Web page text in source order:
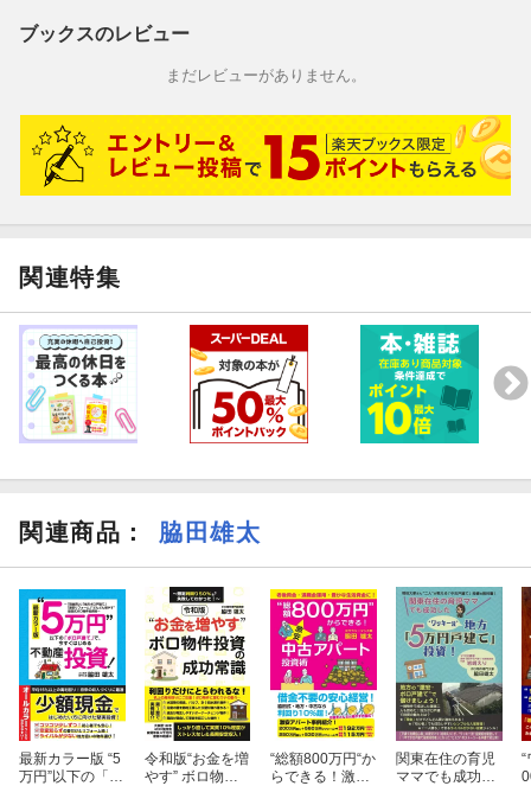
ブックスのレビュー
まだレビューがありません。
関連特集
関連商品 ： 脇田雄太
最新カラー版 “5
万円”以下の「ボ
令和版“お金を増
やす” ボロ物件
“総額800万円“か
らできる！激安
関東在住の育児
ママでも成功し